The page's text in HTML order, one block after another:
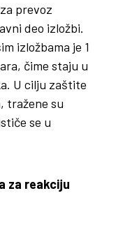
prevoz
deo izložbi.
izložbama je 1
čime staju u
U cilju zaštite
tražene su
se u
za reakciju